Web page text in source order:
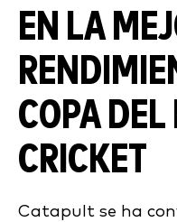
EN LA
COPA
CRICKET
Catapult se ha